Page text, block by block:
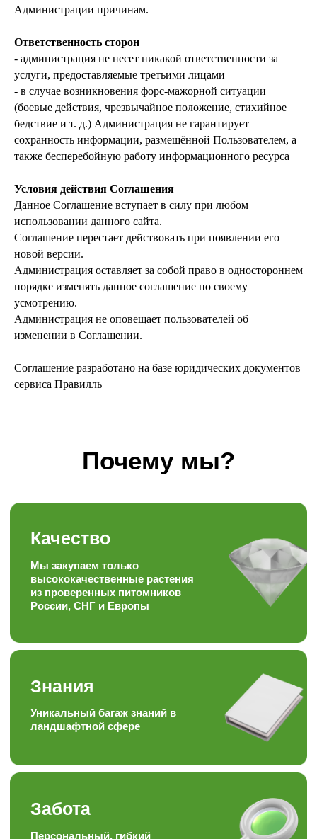
Администрации причинам.
Ответственность сторон
- администрация не несет никакой ответственности за
услуги, предоставляемые третьими лицами
- в случае возникновения форс-мажорной ситуации
(боевые действия, чрезвычайное положение, стихийное
бедствие и т. д.) Администрация не гарантирует
сохранность информации, размещённой Пользователем, а
также бесперебойную работу информационного ресурса
Условия действия Соглашения
Данное Соглашение вступает в силу при любом
использовании данного сайта.
Соглашение перестает действовать при появлении его
новой версии.
Администрация оставляет за собой право в одностороннем
порядке изменять данное соглашение по своему
усмотрению.
Администрация не оповещает пользователей об
изменении в Соглашении.
Соглашение разработано на базе юридических документов
сервиса Правилль
Почему мы?
Качество
Мы закупаем только
высококачественные растения
из проверенных питомников
России, СНГ и Европы
Уникальный багаж знаний в
ландшафтной сфере
Забота
Персональный, гибкий
покупателю
Наша скорость работы
вас приятно удивит
Наша формула
Качество + доступная цена =
Опыт
торговле, посадке и уходу
за растениями
Отзывы наших
клиентов
Подписывайтесь на наши аккаунты